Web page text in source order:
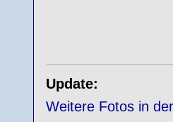
Update:
Weitere Fotos in